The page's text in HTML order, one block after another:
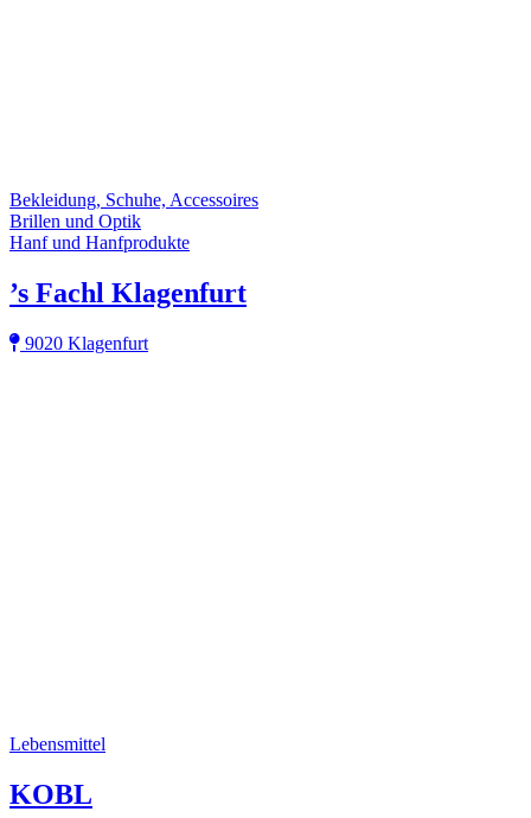
Bekleidung, Schuhe, Accessoires
Brillen und Optik
Hanf und Hanfprodukte
’s Fachl Klagenfurt
9020 Klagenfurt
Lebensmittel
KOBL